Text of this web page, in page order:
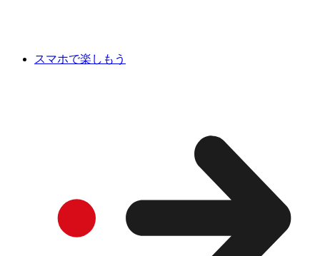
スマホで楽しもう